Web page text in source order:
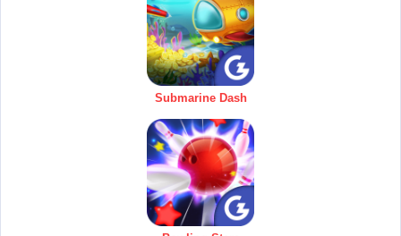
Submarine Dash